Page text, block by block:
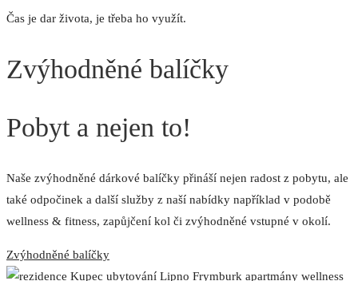
Čas je dar života, je třeba ho využít.
Zvýhodněné balíčky
Pobyt a nejen to!
Naše zvýhodněné dárkové balíčky přináší nejen radost z pobytu, ale
také odpočinek a další služby z naší nabídky například v podobě
wellness & fitness, zapůjčení kol či zvýhodněné vstupné v okolí.
Zvýhodněné balíčky